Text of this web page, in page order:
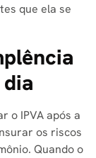
que ela se
o IPVA após a
os riscos
Quando o